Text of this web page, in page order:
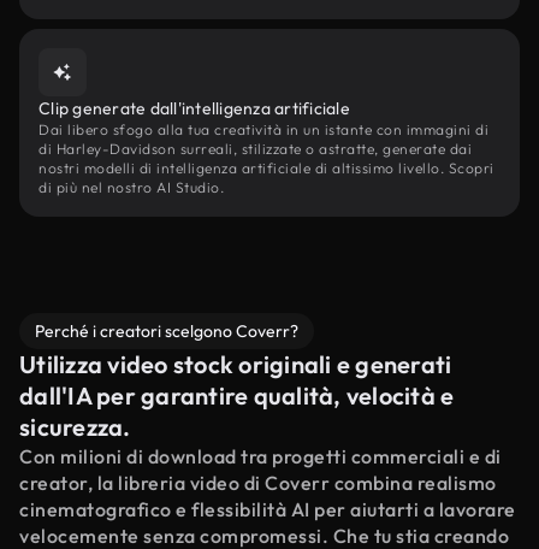
Clip generate dall'intelligenza artificiale
Dai libero sfogo alla tua creatività in un istante con immagini di
di Harley-Davidson surreali, stilizzate o astratte, generate dai
nostri modelli di intelligenza artificiale di altissimo livello. Scopri
di più nel nostro AI Studio.
Perché i creatori scelgono Coverr?
Utilizza video stock originali e generati
dall'IA per garantire qualità, velocità e
sicurezza.
Con milioni di download tra progetti commerciali e di
creator, la libreria video di Coverr combina realismo
cinematografico e flessibilità AI per aiutarti a lavorare
velocemente senza compromessi. Che tu stia creando